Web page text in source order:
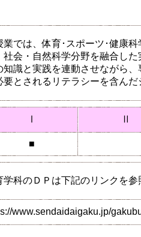
業では、体育･スポーツ･健康
社会・自然科学分野を融合し
知識と実践を連動させながら
要とされるリテラシーを含ん
Ⅰ Ⅱ
■
学科のＤＰは下記のリンクを参
www.sendaidaigaku.jp/